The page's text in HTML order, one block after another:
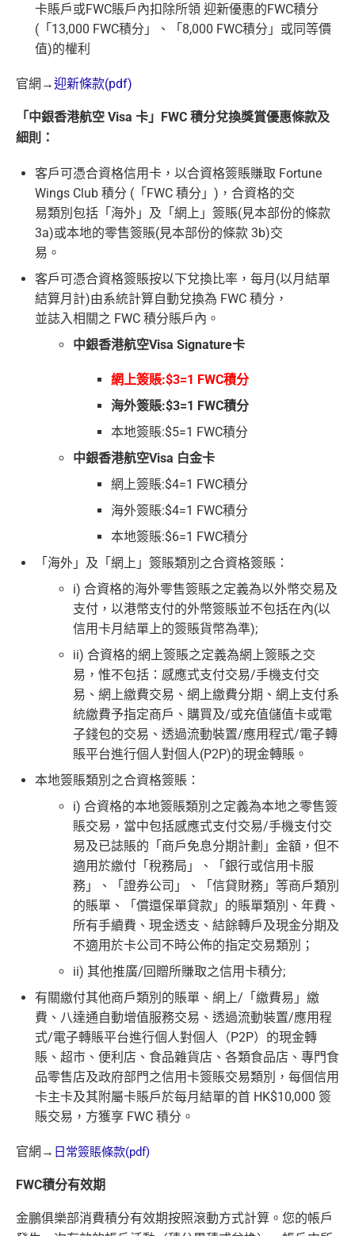
卡賬戶或FWC賬戶內扣除所領 迎新優惠的FWC積分
(「13,000 FWC積分」、「8,000 FWC積分」或同等價
值)的權利
官網→迎新條款(pdf)
「中銀香港航空 Visa 卡」FWC 積分兌換獎賞優惠條款及
細則：
客戶可憑合資格信用卡，以合資格簽賬賺取 Fortune
Wings Club 積分 (「FWC 積分」)，合資格的交
易類別包括「海外」及「網上」簽賬(見本部份的條款
3a)或本地的零售簽賬(見本部份的條款 3b)交
易。
客戶可憑合資格簽賬按以下兌換比率，每月(以月結單
結算月計)由系統計算自動兌換為 FWC 積分，
並誌入相關之 FWC 積分賬戶內。
中銀香港航空Visa Signature卡
網上簽賬:$3=1 FWC積分
海外簽賬:$3=1 FWC積分
本地簽賬:$5=1 FWC積分
中銀香港航空Visa 白金卡
網上簽賬:$4=1 FWC積分
海外簽賬:$4=1 FWC積分
本地簽賬:$6=1 FWC積分
「海外」及「網上」簽賬類別之合資格簽賬：
i) 合資格的海外零售簽賬之定義為以外幣交易及
支付，以港幣支付的外幣簽賬並不包括在內(以
信用卡月結單上的簽賬貨幣為準);
ii) 合資格的網上簽賬之定義為網上簽賬之交
易，惟不包括：感應式支付交易/手機支付交
易、網上繳費交易、網上繳費分期、網上支付系
統繳費予指定商戶、購買及/或充值儲值卡或電
子錢包的交易、透過流動裝置/應用程式/電子轉
賬平台進行個人對個人(P2P)的現金轉賬。
本地簽賬類別之合資格簽賬：
i) 合資格的本地簽賬類別之定義為本地之零售簽
賬交易，當中包括感應式支付交易/手機支付交
易及已誌賬的「商戶免息分期計劃」金額，但不
適用於繳付「稅務局」、「銀行或信用卡服
務」、「證券公司」、「信貸財務」等商戶類別
的賬單、「償還保單貸款」的賬單類別、年費、
所有手續費、現金透支、結餘轉戶及現金分期及
不適用於卡公司不時公佈的指定交易類別；
ii) 其他推廣/回贈所賺取之信用卡積分;
有關繳付其他商戶類別的賬單、網上/「繳費易」繳
費、八達通自動增值服務交易、透過流動裝置/應用程
式/電子轉賬平台進行個人對個人（P2P）的現金轉
賬、超市、便利店、食品雜貨店、各類食品店、專門食
品零售店及政府部門之信用卡簽賬交易類別，每個信用
卡主卡及其附屬卡賬戶於每月結單的首 HK$10,000 簽
賬交易，方獲享 FWC 積分。
官網→ 日常簽賬條款(pdf)
FWC積分有效期
金鵬俱樂部消費積分有效期按照滾動方式計算。您的帳戶